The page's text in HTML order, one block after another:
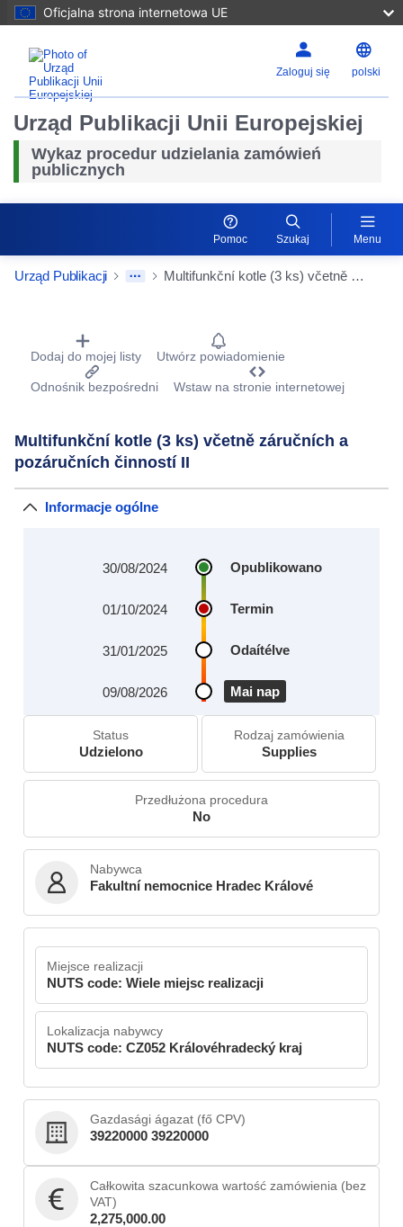
Oficjalna strona internetowa UE
Zaloguj się polski
Urząd Publikacji Unii Europejskiej
Wykaz procedur udzielania zamówień
publicznych
Pomoc Szukaj Menu
Urząd Publikacji Multifunkční kotle (3 ks) včetně záručních a pozáručních činností II
Procurement Detail Actions Portlet
Dodaj do mojej listy Utwórz powiadomienie
Odnośnik bezpośredni Wstaw na stronie internetowej
Multifunkční kotle (3 ks) včetně záručních a
pozáručních činností II
Informacje ogólne
Opublikowano
30/08/2024
Termin
01/10/2024
Odaítélve
31/01/2025
Mai nap
09/08/2026
Status
Udzielono
Rodzaj zamówienia
Supplies
Przedłużona procedura
No
Nabywca
Fakultní nemocnice Hradec Králové
Miejsce realizacji
NUTS code: Wiele miejsc realizacji
Lokalizacja nabywcy
NUTS code: CZ052 Královéhradecký kraj
Gazdasági ágazat (fő CPV)
39220000 39220000
Całkowita szacunkowa wartość zamówienia (bez
VAT)
2,275,000.00